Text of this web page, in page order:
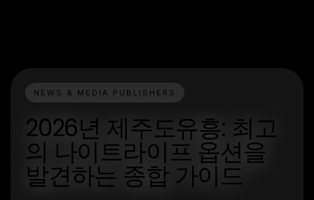
NEWS & MEDIA PUBLISHERS
2026년 제주도유흥: 최고
의 나이트라이프 옵션을
발견하는 종합 가이드